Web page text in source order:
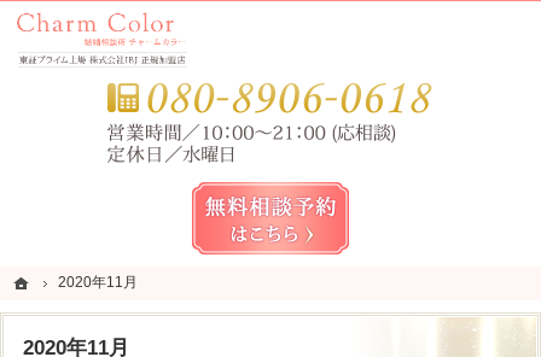
ホーム
2020年11月
2020年11月
錦糸町・亀戸・平井の結婚相談所なら当相談所へ。
錦糸町・亀戸・平井の結婚相談所なら短期成婚を目指すCharm Color (チャームカラー)
ホーム
2020年11月